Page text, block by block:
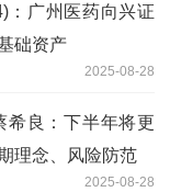
：广州医药向兴证
础资产
2025-08-28
希良：下半年将更
理念、风险防范
2025-08-28